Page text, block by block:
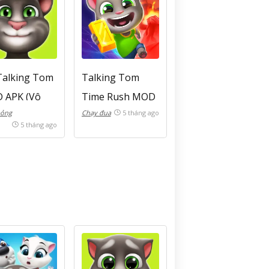
Tom
APK (Vô
kim
5 tháng ago
Talking Tom
Time Rush MOD
APK (Vô hạn
tiền) v1.4.3.18447
Chạy đua 5 tháng ago